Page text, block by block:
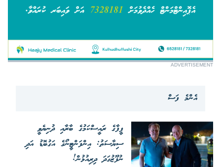
ADVERTISEMENT
އެންމެ ފަސް
ފީފާގެ ރައީސްކަމުގެ ބާރާއި ދުނިޔެވީ
ސިޔާސަތު: އިންފަންޓީނޯގެ އަގުބޮޑު އަދި
ނުފޫޒުގަދަ ދިރިއުޅުން!